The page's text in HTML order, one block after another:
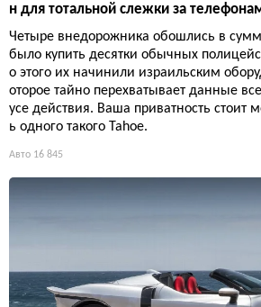
н для тотальной слежки за
Четыре внедорожника обошлись в
было купить десятки обычных
о этого их начинили израильским
оторое тайно перехватывает данные
усе действия. Ваша приватность стоит
ь одного такого Tahoe.
Авто 16 845